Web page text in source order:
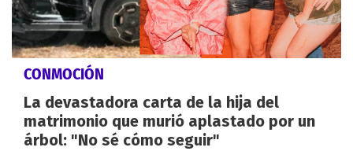
CONMOCIÓN
La devastadora carta de la hija del
matrimonio que murió aplastado por un
árbol: "No sé cómo seguir"